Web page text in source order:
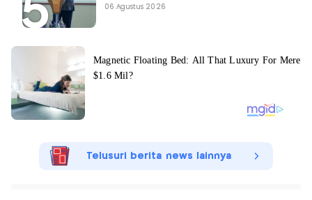
06 Agustus 2026
Telusuri berita news lainnya